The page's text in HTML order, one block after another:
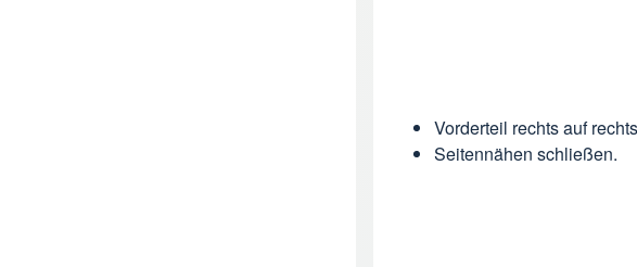
Vorderteil rechts auf
Seitennähen schließen.